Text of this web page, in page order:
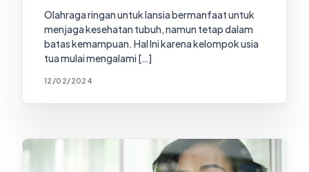
Olahraga ringan untuk lansia bermanfaat untuk
menjaga kesehatan tubuh, namun tetap dalam
batas kemampuan. Hal Ini karena kelompok usia
tua mulai mengalami […]
12/02/2024